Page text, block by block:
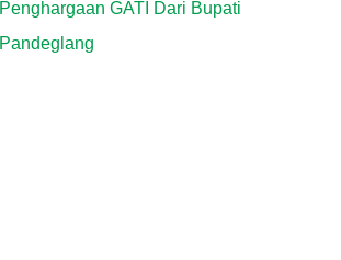
Penghargaan GATI Dari Bupati
Pandeglang